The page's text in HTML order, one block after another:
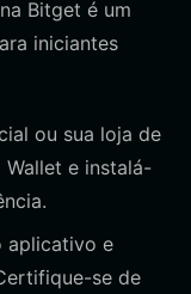
Bitget é um
iniciantes
ou sua loja de
e instalá-
aplicativo e
se de